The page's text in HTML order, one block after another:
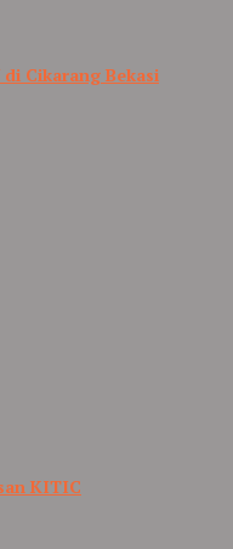
Cikarang Bekasi
KITIC